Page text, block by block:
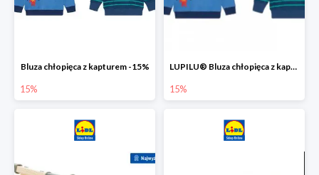
Bluza chłopięca z kapturem -15%
15%
LUPILU® Bluza chłopięca z kapturem
15%